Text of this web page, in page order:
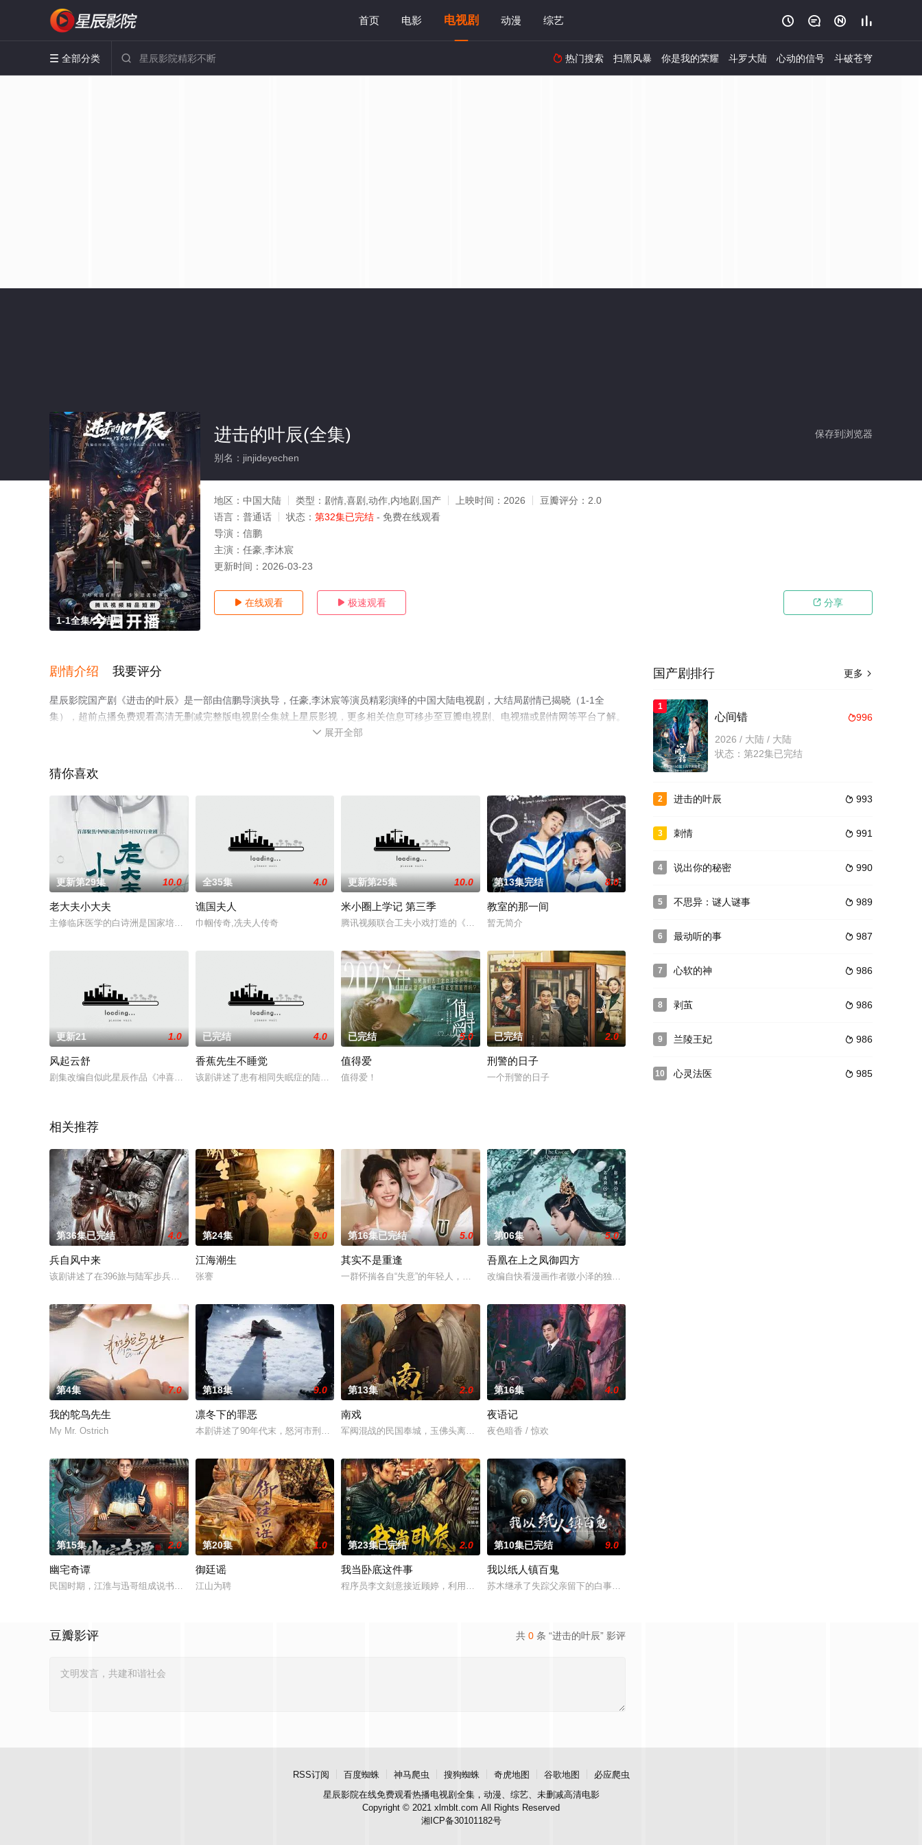
首页 电影 电视剧 动漫 综艺    
 全部分类   热门搜索 扫黑风暴 你是我的荣耀 斗罗大陆 心动的信号 斗破苍穹
1-1全集/大结局
保存到浏览器
进击的叶辰(全集)
别名：jinjideyechen
地区： 中国大陆 类型： 剧情,喜剧,动作,内地剧,国产 上映时间： 2026 豆瓣评分： 2.0
语言： 普通话 状态： 第32集已完结 - 免费在线观看
导演： 信鹏
主演： 任豪,李沐宸
更新时间： 2026-03-23
 在线观看  极速观看  分享
剧情介绍 我要评分
星辰影院国产剧《进击的叶辰》是一部由信鹏导演执导，任豪,李沐宸等演员精彩演绎的中国大陆电视剧，大结局剧情已揭晓（1-1全
集），超前点播免费观看高清无删减完整版电视剧全集就上星辰影视，更多相关信息可移步至豆瓣电视剧、电视猫或剧情网等平台了解。
 展开全部
猜你喜欢
更新第29集 10.0
老大夫小大夫
主修临床医学的白诗洲是国家培养的医学定向生，到仙草村做了一名乡村医生；仙草村卫生室老中医李长生几代行医、远近闻名。一老一少两位医生，在一个卫生室展开了中西医大斗法。渐渐地，白诗洲发现，被他轻视的
全35集 4.0
谯国夫人
巾帼传奇,冼夫人传奇
更新第25集 10.0
米小圈上学记 第三季
腾讯视频联合工夫小戏打造的《米小圈上学记第三季》重磅回归，精彩再续。四年级的故事全面升级，欢乐、创造力、想象力拉满。陪伴小朋友快
第13集完结 8.0
教室的那一间
暂无简介
更新21 1.0
风起云舒
剧集改编自似此星辰作品《冲喜丑新娘》，讲述的是男女主结缘于杀戮阴谋，相识、相知、相持，驰马纵剑，携手同御的故事。
已完结 4.0
香蕉先生不睡觉
该剧讲述了患有相同失眠症的陆恩潼与宋言煦机缘巧合下相遇，二人携手破解梦境迷局的故事。
已完结 5.0
值得爱
值得爱！
已完结 2.0
刑警的日子
一个刑警的日子
相关推荐
第36集已完结 4.0
兵自风中来
该剧讲述了在396旅与陆军步兵学院联合举办的小型军事演习中，郭子剑因不满演习流于形式，假传指令要求真打实抗，虽引发哗然，却获赏识调任396旅一营营长。他激发官兵血性，赢得信任，但在一次对抗中由于失误
第24集 9.0
江海潮生
张謇
第16集已完结 5.0
其实不是重逢
一群怀揣各自“失意”的年轻人，在沿海小城南安相遇相知，他们决心各展所长创办旅行社。他们以当地的特色人文与美食为引，用真诚与创意打动
第06集 5.0
吾凰在上之凤御四方
改编自快看漫画作者嗷小泽的独家连载漫画《吾凰在上》。 现代少女奚圆（姜贞羽 饰）因意外踏入玄机界，
第4集 7.0
我的鸵鸟先生
My Mr. Ostrich
第18集 9.0
凛冬下的罪恶
本剧讲述了90年代末，怒河市刑侦支队在无普及监控、无DNA鉴定技术的支持下，通过摸排、勘查等传统刑侦手段，接连破获数起重案要案的艰难过程。案件设计采用 “积案牵现案”
第13集 2.0
南戏
军阀混战的民国奉城，玉佛头离奇失窃，戏班主横尸戏台，将冷血少帅许又安与昆曲名伶荣筱楠推向不死不休的对立绝境。而他们不知，对方正
第16集 4.0
夜语记
夜色暗香 / 惊欢
第15集 2.0
幽宅奇谭
民国时期，江淮与迅哥组成说书班子，偶遇“白天人住屋，晚上鬼占房”的阴阳宅，江淮被掳走配“阴婚”。他与女探长穆英搭档，侦破阎王娶亲、五鬼运财、木偶杀人、花妖勾魂、吊灯行刺、古井索命的凶宅奇案。
第20集 1.0
御廷谣
江山为聘
第23集已完结 2.0
我当卧底这件事
程序员李文刻意接近顾婷，利用顾炎女儿奴的属性，请求老炮儿顾炎带自己用程序员身份卧底电诈集团以求查出未婚妻离奇死亡的真相。两人联手
第10集已完结 9.0
我以纸人镇百鬼
苏木继承了失踪父亲留下的白事馆，本想低调扎纸维生，却因一具流血的新娘纸人卷入了一场跨越十年的惊
共 0 条 “进击的叶辰” 影评
豆瓣影评
更多 
国产剧排行
1
996
心间错
2026 / 大陆 / 大陆
状态：第22集已完结
2  993
进击的叶辰
3  991
刺情
4  990
说出你的秘密
5  989
不思异：谜人谜事
6  987
最动听的事
7  986
心软的神
8  986
剥茧
9  986
兰陵王妃
10  985
心灵法医
RSS订阅 百度蜘蛛 神马爬虫 搜狗蜘蛛 奇虎地图 谷歌地图
必应爬虫
星辰影院在线免费观看热播电视剧全集，动漫、综艺、未删减高清电影
Copyright © 2021 xlmblt.com All Rights Reserved
湘ICP备30101182号